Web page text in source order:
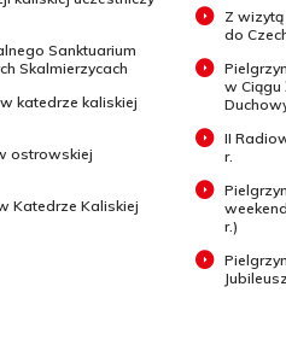
Sanktuarium
Skalmierzycach
katedrze kaliskiej
ostrowskiej
Katedrze Kaliskiej
Z
do
w Ciągu
II
r.
r.)